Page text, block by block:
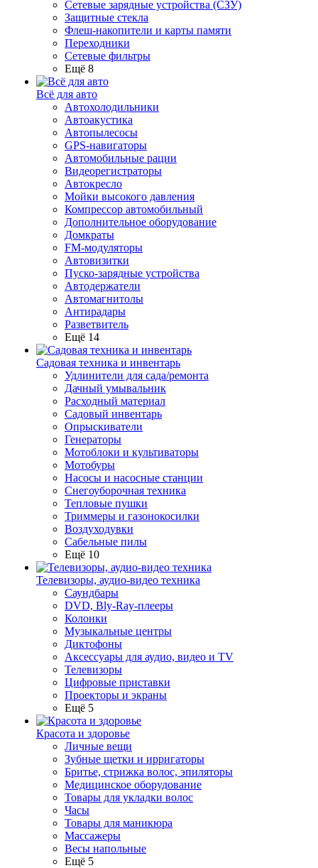
Сетевые зарядные устройства (СЗУ)
Защитные стекла
Флеш-накопители и карты памяти
Переходники
Сетевые фильтры
Ещё 8
Всё для авто
Автохолодильники
Автоакустика
Автопылесосы
GPS-навигаторы
Автомобильные рации
Видеорегистраторы
Автокресло
Мойки высокого давления
Компрессор автомобильный
Дополнительное оборудование
Домкраты
FM-модуляторы
Автовизитки
Пуско-зарядные устройства
Автодержатели
Автомагнитолы
Антирадары
Разветвитель
Ещё 14
Садовая техника и инвентарь
Удлинители для сада/ремонта
Дачный умывальник
Расходный материал
Садовый инвентарь
Опрыскиватели
Генераторы
Мотоблоки и культиваторы
Мотобуры
Насосы и насосные станции
Снегоуборочная техника
Тепловые пушки
Триммеры и газонокосилки
Воздуходувки
Сабельные пилы
Ещё 10
Телевизоры, аудио-видео техника
Саундбары
DVD, Bly-Ray-плееры
Колонки
Музыкальные центры
Диктофоны
Аксессуары для аудио, видео и TV
Телевизоры
Цифровые приставки
Проекторы и экраны
Ещё 5
Красота и здоровье
Личные вещи
Зубные щетки и ирригаторы
Бритье, стрижка волос, эпиляторы
Медицинское оборудование
Товары для укладки волос
Часы
Товары для маникюра
Массажеры
Весы напольные
Ещё 5